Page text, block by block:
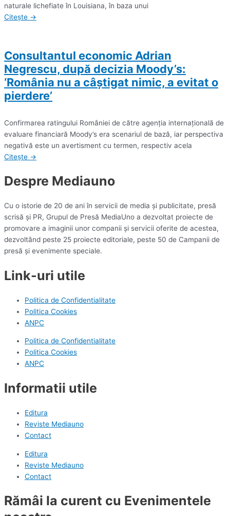
naturale lichefiate în Louisiana, în baza unui
Citește →
Consultantul economic Adrian
Negrescu, după decizia Moody’s:
‘România nu a câştigat nimic, a evitat o
pierdere’
Confirmarea ratingului României de către agenţia internaţională de
evaluare financiară Moody’s era scenariul de bază, iar perspectiva
negativă este un avertisment cu termen, respectiv acela
Citește →
Despre Mediauno
Cu o istorie de 20 de ani în servicii de media și publicitate, presă
scrisă și PR, Grupul de Presă MediaUno a dezvoltat proiecte de
promovare a imaginii unor companii și servicii oferite de acestea,
dezvoltând peste 25 proiecte editoriale, peste 50 de Campanii de
presă și evenimente speciale.
Link-uri utile
Politica de Confidentialitate
Politica Cookies
ANPC
Politica de Confidentialitate
Politica Cookies
ANPC
Informatii utile
Editura
Reviste Mediauno
Contact
Editura
Reviste Mediauno
Contact
Rămâi la curent cu Evenimentele